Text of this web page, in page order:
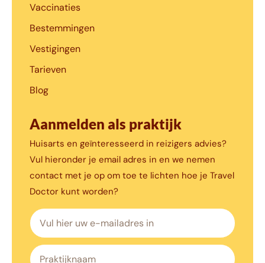
Vaccinaties
Bestemmingen
Vestigingen
Tarieven
Blog
Aanmelden als praktijk
Huisarts en geïnteresseerd in reizigers advies?
Vul hieronder je email adres in en we nemen
contact met je op om toe te lichten hoe je Travel
Doctor kunt worden?